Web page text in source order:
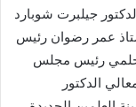
جيلبرت شوبارد
عمر رضوان رئيس
حلمي رئيس مجلس
الدكتور